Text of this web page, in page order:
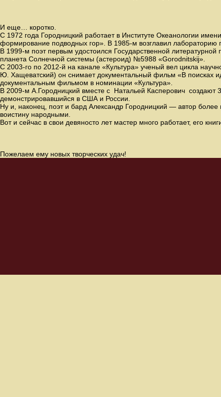
И еще… коротко.
С 1972 года Городницкий работает в Институте Океанологии
формирование подводных гор». В 1985-м возглавил лабораторию
В 1999-м поэт первым удостоился Государственной
планета Солнечной системы (астероид) №5988 «Gorodnitskij».
С 2003-го по 2012-й на канале «Культура» ученый вел цикла
Ю. Хащеватский) он снимает документальный фильм «В поисках
документальным фильмом в номинации «Культура».
В 2009-м А.Городницкий вместе с Натальей Касперович
демонстрировавшийся в США и России.
Ну и, наконец, поэт и бард Александр Городницкий — автор более
воистину народными.
Вот и сейчас в свои девяносто лет мастер много работает, его
Пожелаем ему новых творческих удач!